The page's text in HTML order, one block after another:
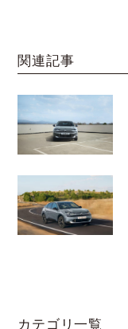
関連記事
カテゴリ一覧